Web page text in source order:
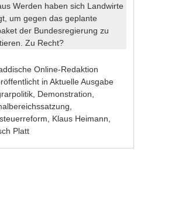
Werden haben sich Landwirte
um gegen das geplante
der Bundesregierung zu
Zu Recht?
Online-Redaktion
inAktuelle Ausgabe
Demonstration
Klaus Heimann
Platt